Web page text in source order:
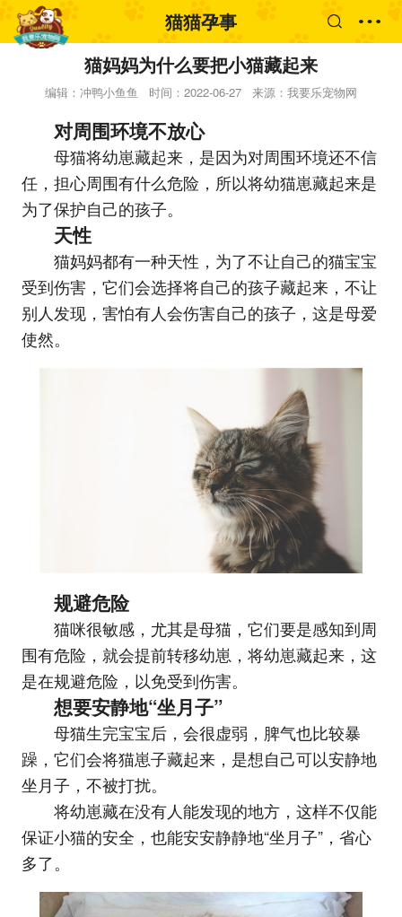
猫猫孕事
猫妈妈为什么要把小猫藏起来
编辑：冲鸭小鱼鱼 时间：2022-06-27 来源：我要乐宠物网
对周围环境不放心
母猫将幼崽藏起来，是因为对周围环境还不信
任，担心周围有什么危险，所以将幼猫崽藏起来是
为了保护自己的孩子。
天性
猫妈妈都有一种天性，为了不让自己的猫宝宝
受到伤害，它们会选择将自己的孩子藏起来，不让
别人发现，害怕有人会伤害自己的孩子，这是母爱
使然。
规避危险
猫咪很敏感，尤其是母猫，它们要是感知到周
围有危险，就会提前转移幼崽，将幼崽藏起来，这
是在规避危险，以免受到伤害。
想要安静地“坐月子”
母猫生完宝宝后，会很虚弱，脾气也比较暴
躁，它们会将猫崽子藏起来，是想自己可以安静地
坐月子，不被打扰。
将幼崽藏在没有人能发现的地方，这样不仅能
保证小猫的安全，也能安安静静地“坐月子”，省心
多了。